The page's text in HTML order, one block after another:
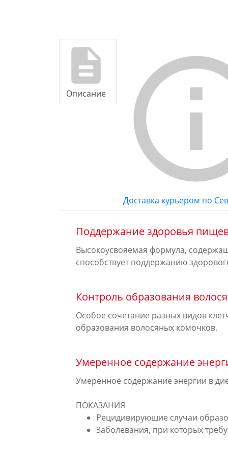
Описание
Доставка курьером по
Поддержание здоровья
Высокоусвояемая формула,
способствует поддержанию
Контроль образования
Особое сочетание разных видов
образования волосяных комочков.
Умеренное содержание
Умеренное содержание энергии в
ПОКАЗАНИЯ
Рецидивирующие случаи
Заболевания, при которых